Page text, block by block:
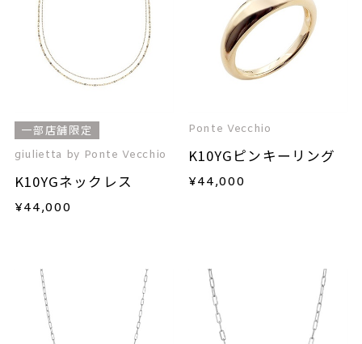
一部店舗限定
giulietta by Ponte Vecchio
K10YGネックレス
¥44,000
Ponte Vecchio
K10YGピンキーリング
¥44,000